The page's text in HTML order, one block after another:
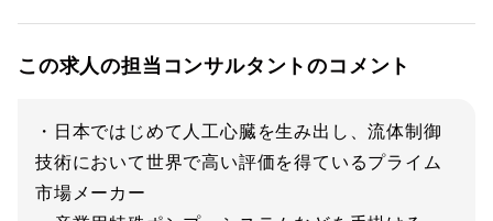
この求人の担当コンサルタントのコメント
・日本ではじめて人工心臓を生み出し、流体制御
技術において世界で高い評価を得ているプライム
市場メーカー